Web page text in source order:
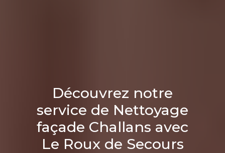
Découvrez notre
service de Nettoyage
façade Challans avec
Le Roux de Secours